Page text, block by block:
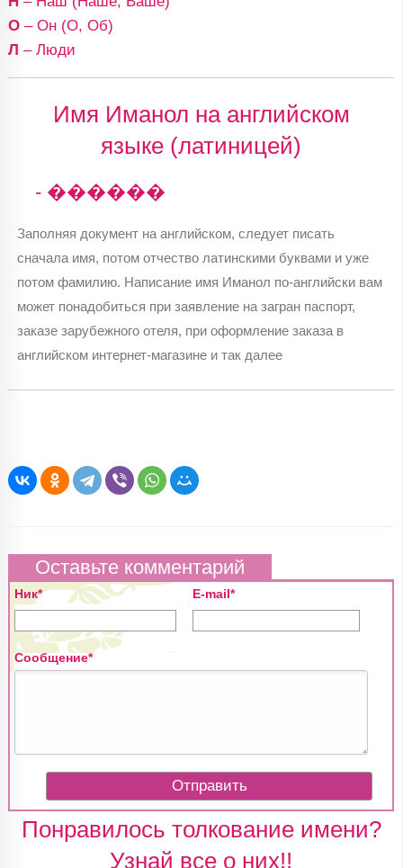
О– Он (О, Об)
Л – Люди
Имя Иманол на английском
языке (латиницей)
- ������
Заполняя документ на английском, следует писать
сначала имя, потом отчество латинскими буквами и уже
потом фамилию. Написание имя Иманол по-английски вам
может понадобиться при заявление на загран паспорт,
заказе зарубежного отеля, при оформление заказа в
английском интернет-магазине и так далее
Оставьте комментарий
Ник* E-mail*
Сообщение*
Понравилось толкование имени?
Узнай все о них!!